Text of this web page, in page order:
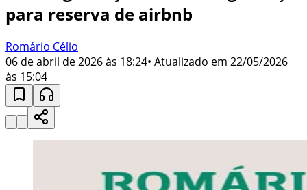
para reserva de airbnb
Romário Célio
06 de abril de 2026 às 18:24• Atualizado em 22/05/2026
às 15:04